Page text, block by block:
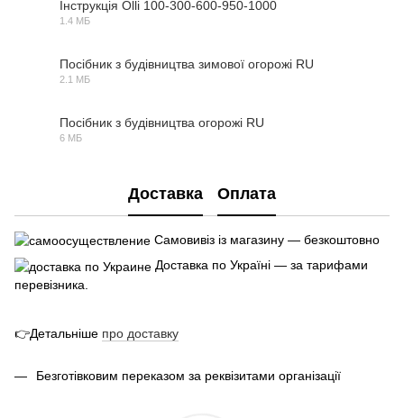
Інструкція Olli 100-300-600-950-1000
1.4 МБ
Посібник з будівництва зимової огорожі RU
2.1 МБ
Посібник з будівництва огорожі RU
6 МБ
Доставка Оплата
Самовивіз із магазину — безкоштовно
Доставка по Україні — за тарифами
перевізника.
👉Детальніше про доставку
Безготівковим переказом за реквізитами організації